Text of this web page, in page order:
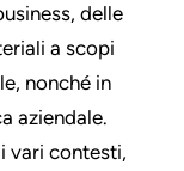
delle
a scopi
nonché in
aziendale.
vari contesti,